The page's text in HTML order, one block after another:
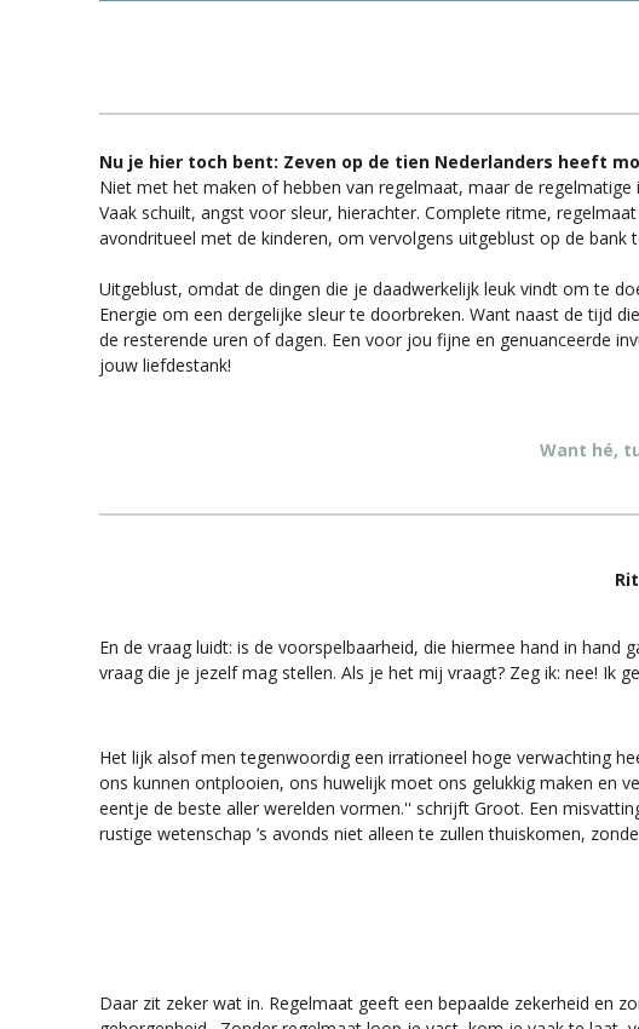
Nu je hier toch bent: Zeven op de tien Nederlanders heeft
Niet met het maken of hebben van regelmaat, maar de regelmatige
Vaak schuilt, angst voor sleur, hierachter. Complete ritme,
avondritueel met de kinderen, om vervolgens uitgeblust op de bank
Uitgeblust, omdat de dingen die je daadwerkelijk leuk vindt om te
Energie om een dergelijke sleur te doorbreken. Want naast de tijd
de resterende uren of dagen. Een voor jou fijne en genuanceerde
jouw liefdestank!
Want hé,
En de vraag luidt: is de voorspelbaarheid, die hiermee hand in
vraag die je jezelf mag stellen. Als je het mij vraagt? Zeg ik: nee! Ik
Het lijk alsof men tegenwoordig een irrationeel hoge verwachting
ons kunnen ontplooien, ons huwelijk moet ons gelukkig maken en
eentje de beste aller werelden vormen.'' schrijft Groot. Een
rustige wetenschap ’s avonds niet alleen te zullen thuiskomen,
Daar zit zeker wat in. Regelmaat geeft een bepaalde zekerheid en